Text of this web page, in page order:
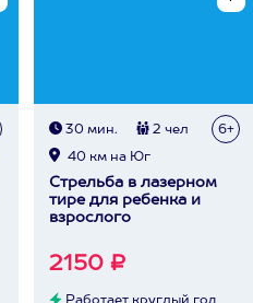
30 мин. 2 чел 6+
40 км на Юг
Стрельба в лазерном
тире для ребенка и
взрослого
2150 ₽